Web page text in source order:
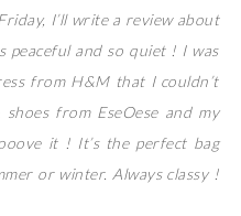
I’ll write a review about
peaceful and so quiet ! I was
from H&M that I couldn’t
from EseOese and my
it ! It’s the perfect bag
or winter. Always classy !